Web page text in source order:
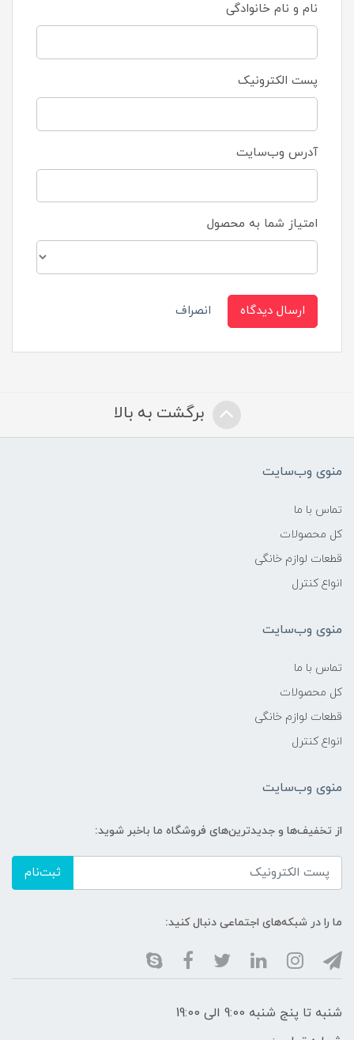
نام و نام خانوادگی
پست الکترونیک
آدرس وب‌سایت
امتیاز شما به محصول
ارسال دیدگاه انصراف
برگشت به بالا
منوی وب‌سایت
تماس با ما
کل محصولات
قطعات لوازم خانگی
انواع کنترل
منوی وب‌سایت
تماس با ما
کل محصولات
قطعات لوازم خانگی
انواع کنترل
منوی وب‌سایت
از تخفیف‌ها و جدیدترین‌های فروشگاه ما باخبر شوید:
ثبت‌نام
ما را در شبکه‌های اجتماعی دنبال کنید:
شنبه تا پنج شنبه 9:00 الی 19:00